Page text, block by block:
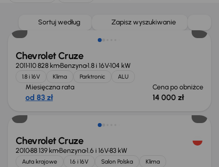
Sortuj według Zapisz wyszukiwanie
Świeżo skupione
Chevrolet Cruze
2011110 828 kmBenzyna1.8 i 16V104 kW
1.8 i 16V Klima Parktronic ALU
Miesięczna rata
od 83 zł
Cena po obniżce
14 000 zł
Taniej o 500 zł
Chevrolet Cruze
201088 139 kmBenzyna1.6 i 16V83 kW
Auta krajowe 1.6 i 16V Salon Polska Klima